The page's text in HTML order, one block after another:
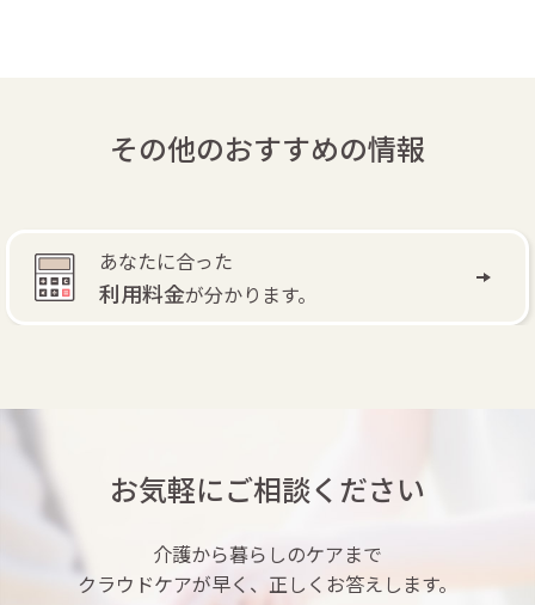
その他のおすすめの情報
自費訪問リハビリ
退院後もリハビリできます。
お気軽にご相談ください
介護から暮らしのケアまで
クラウドケアが早く、正しくお答えします。